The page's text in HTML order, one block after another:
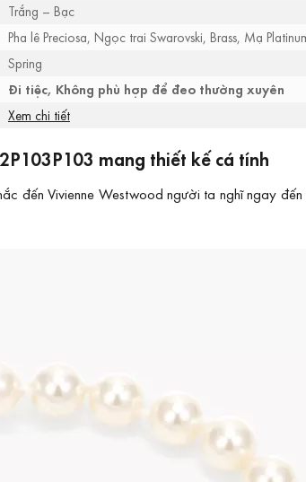
Trắng – Bạc
Pha lê Preciosa, Ngọc trai Swarovski, Brass, Mạ
Spring
Đi tiệc, Không phù hợp để đeo thường xuyên
Xem chi tiết
mang thiết kế cá tính
đến Vivienne Westwood người ta nghĩ ngay